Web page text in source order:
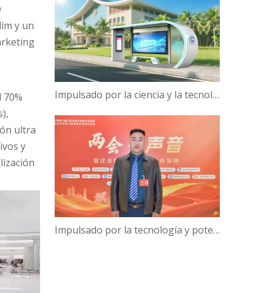
y un
ultra
y
Impulsado por la ciencia y la tecnología, Campus Verde | ¡Hanbang Intelligence trabaja con la Universidad de Hainan para construir una nueva ecología de viajes inteligentes!
Impulsado por la tecnología y potenciado por la inteligencia: el presidente de Hanbang Intelligence, Gao Yun, sobre el avance del desarrollo del 'Centro de inteligencia digital' de Suqian